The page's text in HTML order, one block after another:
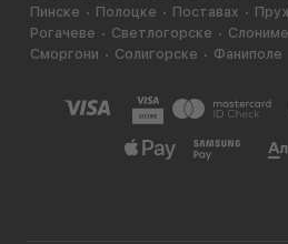
Пинске
Полоцке Поставах
Рогачеве
Светлогорске Слониме
Сморгони
Солигорске Фаниполе